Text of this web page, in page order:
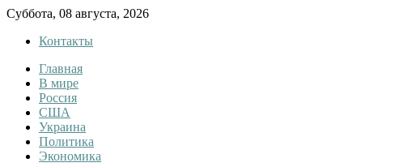
Skip
content
Суббота, 08 августа, 2026
Контакты
Tewi
Tewi — Новости
Главная
В мире
Россия
США
Украина
Политика
Экономика